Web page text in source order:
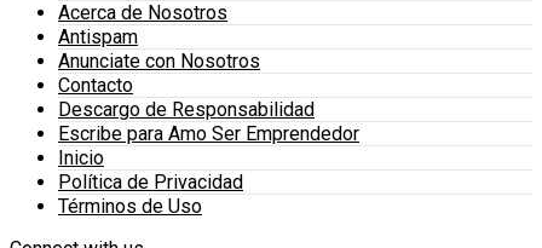
Acerca de Nosotros
Antispam
Anunciate con Nosotros
Contacto
Descargo de Responsabilidad
Escribe para Amo Ser Emprendedor
Inicio
Política de Privacidad
Términos de Uso